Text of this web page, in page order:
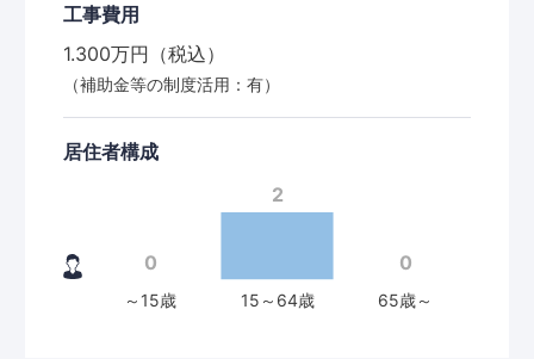
工事費用
1.300万円（税込）
（補助金等の制度活用：有）
居住者構成